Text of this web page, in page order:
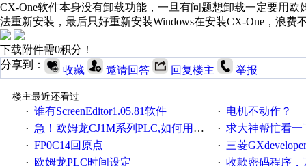
CX-One软件本身没有卸载功能，一旦有问题想卸载一定要用
法重新安装，最后只好重新安装Windows在安装CX-One，浪费
下载附件需0积分！
分享到：
收藏 邀请回答 回复楼主 举报
楼主最近还看过
· 谁有ScreenEditor1.05.81软件 · 电机不动作？
· 急！欧姆龙CJ1M系列PLC,如何用时间控制变频器。要求时间在组态王中可以自由输入！拜托各位大神了！ · 求大神帮忙看一
· FP0C14回原点 · 三菱
· 欧姆龙PLC时间设定 · 收款密码程序